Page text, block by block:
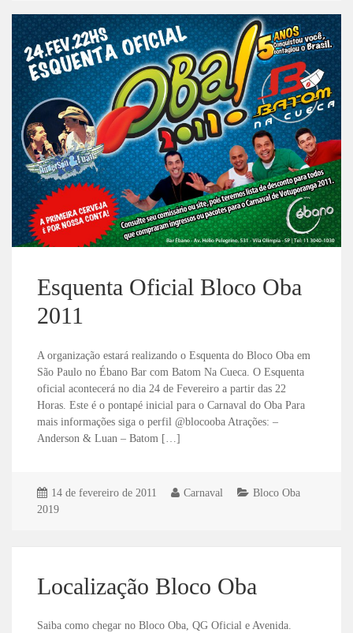
Esquenta Oficial Bloco Oba
2011
A organização estará realizando o Esquenta do Bloco Oba em
São Paulo no Ébano Bar com Batom Na Cueca. O Esquenta
oficial acontecerá no dia 24 de Fevereiro a partir das 22
Horas. Este é o pontapé inicial para o Carnaval do Oba Para
mais informações siga o perfil @blocooba Atrações: –
Anderson & Luan – Batom […]
14 de fevereiro de 2011 Carnaval
Bloco Oba
2019
Localização Bloco Oba
Saiba como chegar no Bloco Oba, QG Oficial e Avenida.